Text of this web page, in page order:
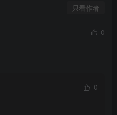
Star Rail)[59P-89.2M]
63.1M]
只看作者
0
0